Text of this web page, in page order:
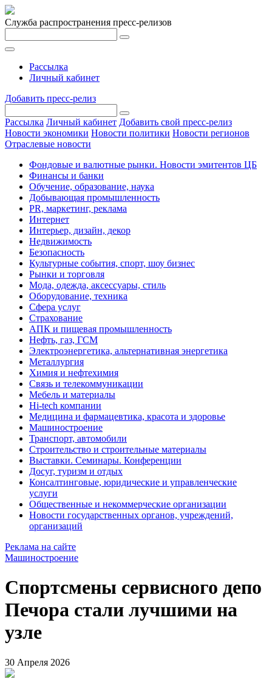
Служба распространения пресс-релизов
Рассылка
Личный кабинет
Добавить пресс-релиз
Рассылка Личный кабинет Добавить свой пресс-релиз
Новости экономики Новости политики Новости регионов
Отраслевые новости
Фондовые и валютные рынки. Новости эмитентов ЦБ
Финансы и банки
Обучение, образование, наука
Добывающая промышленность
PR, маркетинг, реклама
Интернет
Интерьер, дизайн, декор
Недвижимость
Безопасность
Культурные события, спорт, шоу бизнес
Рынки и торговля
Мода, одежда, аксессуары, стиль
Оборудование, техника
Сфера услуг
Страхование
АПК и пищевая промышленность
Нефть, газ, ГСМ
Электроэнергетика, альтернативная энергетика
Металлургия
Химия и нефтехимия
Связь и телекоммуникации
Мебель и материалы
Hi-tech компании
Медицина и фармацевтика, красота и здоровье
Машиностроение
Транспорт, автомобили
Строительство и строительные материалы
Выставки. Семинары. Конференции
Досуг, туризм и отдых
Консалтинговые, юридические и управленческие
услуги
Общественные и некоммерческие организации
Новости государственных органов, учреждений,
организаций
Реклама на сайте
Машиностроение
Спортсмены сервисного депо
Печора стали лучшими на
узле
30 Апреля 2026